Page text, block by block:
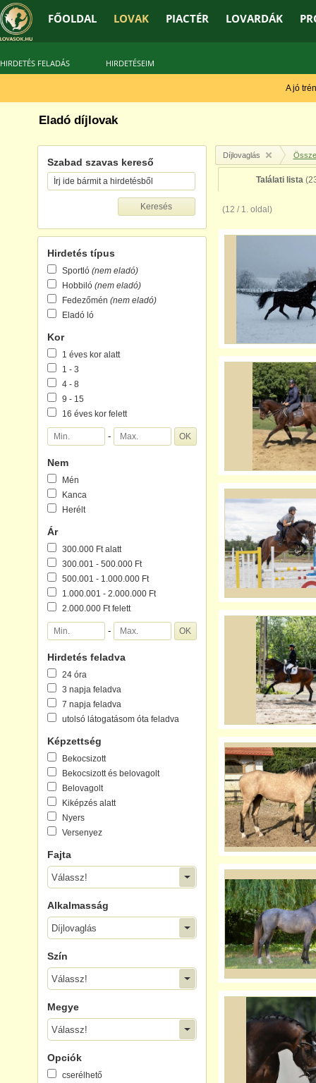
FŐOLDAL LOVAK PIACTÉR LOVARDÁK
HIRDETÉS FELADÁS HIRDETÉSEIM
A jó tréner
Eladó díjlovak
Szabad szavas kereső
Hirdetés típus
Sportló (nem eladó)
Hobbiló (nem eladó)
Fedezőmén (nem eladó)
Eladó ló
Kor
1 éves kor alatt
1 - 3
4 - 8
9 - 15
16 éves kor felett
-
Nem
Mén
Kanca
Herélt
Ár
300.000 Ft alatt
300.001 - 500.000 Ft
500.001 - 1.000.000 Ft
1.000.001 - 2.000.000 Ft
2.000.000 Ft felett
-
Hirdetés feladva
24 óra
3 napja feladva
7 napja feladva
utolsó látogatásom óta feladva
Képzettség
Bekocsizott
Bekocsizott és belovagolt
Belovagolt
Kiképzés alatt
Nyers
Versenyez
Fajta
Válassz!
Alkalmasság
Díjlovaglás
Szín
Válassz!
Megye
Válassz!
Opciók
cserélhető
Díjlovaglás
Találati lista
(12 / 1. oldal)